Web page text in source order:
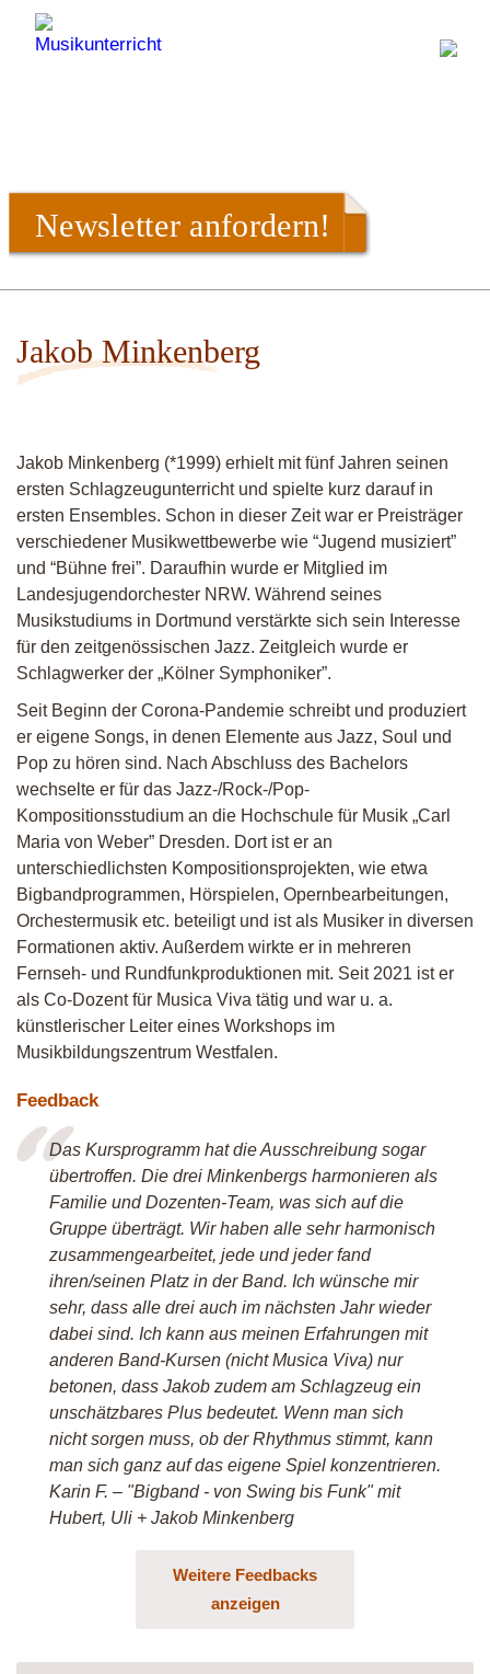
Newsletter anfordern!
Jakob Minkenberg
Jakob Minkenberg (*1999) erhielt mit fünf Jahren seinen
ersten Schlagzeugunterricht und spielte kurz darauf in
ersten Ensembles. Schon in dieser Zeit war er Preisträger
verschiedener Musikwettbewerbe wie “Jugend musiziert”
und “Bühne frei”. Daraufhin wurde er Mitglied im
Landesjugendorchester NRW. Während seines
Musikstudiums in Dortmund verstärkte sich sein Interesse
für den zeitgenössischen Jazz. Zeitgleich wurde er
Schlagwerker der „Kölner Symphoniker”.
Seit Beginn der Corona-Pandemie schreibt und produziert
er eigene Songs, in denen Elemente aus Jazz, Soul und
Pop zu hören sind. Nach Abschluss des Bachelors
wechselte er für das Jazz-/Rock-/Pop-
Kompositionsstudium an die Hochschule für Musik „Carl
Maria von Weber” Dresden. Dort ist er an
unterschiedlichsten Kompositionsprojekten, wie etwa
Bigbandprogrammen, Hörspielen, Opernbearbeitungen,
Orchestermusik etc. beteiligt und ist als Musiker in diversen
Formationen aktiv. Außerdem wirkte er in mehreren
Fernseh- und Rundfunkproduktionen mit. Seit 2021 ist er
als Co-Dozent für Musica Viva tätig und war u. a.
künstlerischer Leiter eines Workshops im
Musikbildungszentrum Westfalen.
Feedback
Das Kursprogramm hat die Ausschreibung sogar
übertroffen. Die drei Minkenbergs harmonieren als
Familie und Dozenten-Team, was sich auf die
Gruppe überträgt. Wir haben alle sehr harmonisch
zusammengearbeitet, jede und jeder fand
ihren/seinen Platz in der Band. Ich wünsche mir
sehr, dass alle drei auch im nächsten Jahr wieder
dabei sind. Ich kann aus meinen Erfahrungen mit
anderen Band-Kursen (nicht Musica Viva) nur
betonen, dass Jakob zudem am Schlagzeug ein
unschätzbares Plus bedeutet. Wenn man sich
nicht sorgen muss, ob der Rhythmus stimmt, kann
man sich ganz auf das eigene Spiel konzentrieren.
Karin F. – "Bigband - von Swing bis Funk" mit
Hubert, Uli + Jakob Minkenberg
Weitere Feedbacks
anzeigen